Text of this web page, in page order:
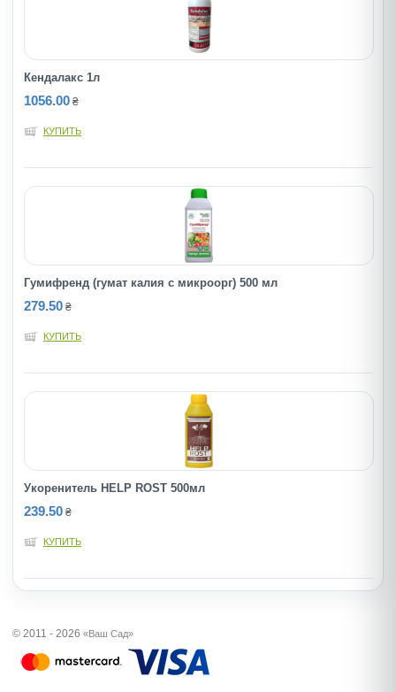
Кендалакс 1л
1056.00 ₴
КУПИТЬ
Гумифренд (гумат калия с микроорг) 500 мл
279.50 ₴
КУПИТЬ
Укоренитель HELP ROST 500мл
239.50 ₴
КУПИТЬ
© 2011 - 2026 «Ваш Сад»